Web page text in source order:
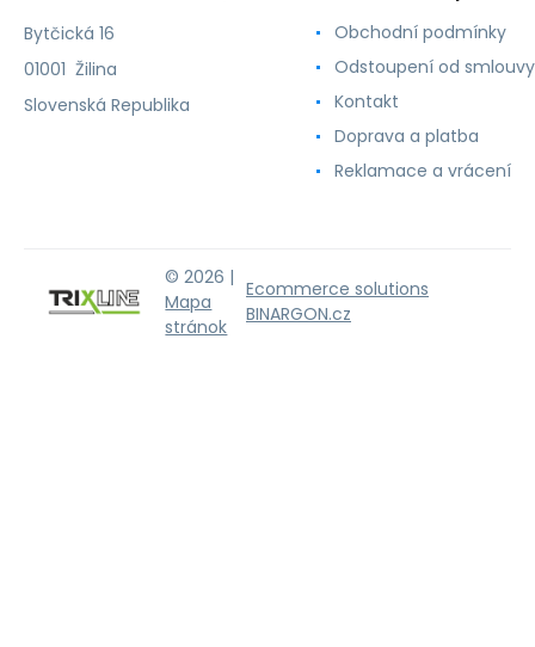
Bytčická 16
01001 Žilina
Slovenská Republika
Obchodní podmínky
Odstoupení od smlouvy
Kontakt
Doprava a platba
Reklamace a vrácení
© 2026 |
Mapa
stránok
Ecommerce solutions
BINARGON.cz